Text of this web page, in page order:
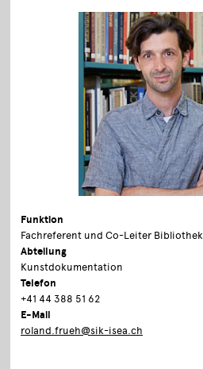
Funktion
Fachreferent und Co-Leiter Bibliothek
Abteilung
Kunstdokumentation
Telefon
+41 44 388 51 62
E-Mail
roland.frueh@sik-isea.ch